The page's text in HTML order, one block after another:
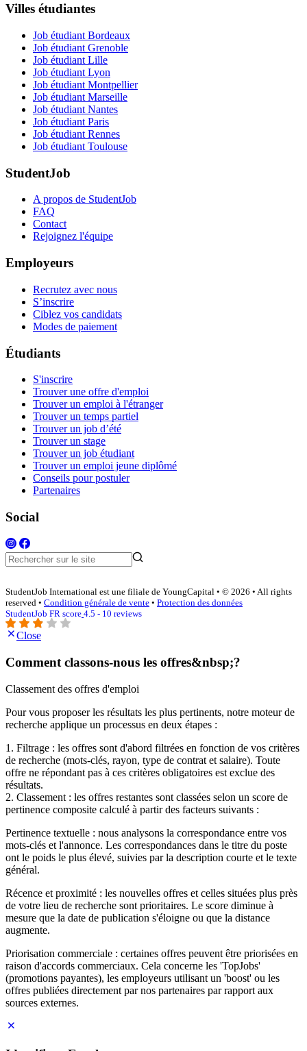
Villes étudiantes
Job étudiant Bordeaux
Job étudiant Grenoble
Job étudiant Lille
Job étudiant Lyon
Job étudiant Montpellier
Job étudiant Marseille
Job étudiant Nantes
Job étudiant Paris
Job étudiant Rennes
Job étudiant Toulouse
StudentJob
A propos de StudentJob
FAQ
Contact
Rejoignez l'équipe
Employeurs
Recrutez avec nous
S’inscrire
Ciblez vos candidats
Modes de paiement
Étudiants
S'inscrire
Trouver une offre d'emploi
Trouver un emploi à l'étranger
Trouver un temps partiel
Trouver un job d’été
Trouver un stage
Trouver un job étudiant
Trouver un emploi jeune diplômé
Conseils pour postuler
Partenaires
Social
StudentJob International est une filiale de YoungCapital • © 2026 • All rights
reserved • Condition générale de vente • Protection des données
StudentJob FR score 4.5 - 10 reviews
Close
Comment classons-nous les offres&nbsp;?
Classement des offres d'emploi
Pour vous proposer les résultats les plus pertinents, notre moteur de
recherche applique un processus en deux étapes :
1. Filtrage : les offres sont d'abord filtrées en fonction de vos critères
de recherche (mots-clés, rayon, type de contrat et salaire). Toute
offre ne répondant pas à ces critères obligatoires est exclue des
résultats.
2. Classement : les offres restantes sont classées selon un score de
pertinence composite calculé à partir des facteurs suivants :
Pertinence textuelle : nous analysons la correspondance entre vos
mots-clés et l'annonce. Les correspondances dans le titre du poste
ont le poids le plus élevé, suivies par la description courte et le texte
général.
Récence et proximité : les nouvelles offres et celles situées plus près
de votre lieu de recherche sont prioritaires. Le score diminue à
mesure que la date de publication s'éloigne ou que la distance
augmente.
Priorisation commerciale : certaines offres peuvent être priorisées en
raison d'accords commerciaux. Cela concerne les 'TopJobs'
(promotions payantes), les employeurs utilisant un 'boost' ou les
offres publiées directement par nos partenaires par rapport aux
sources externes.